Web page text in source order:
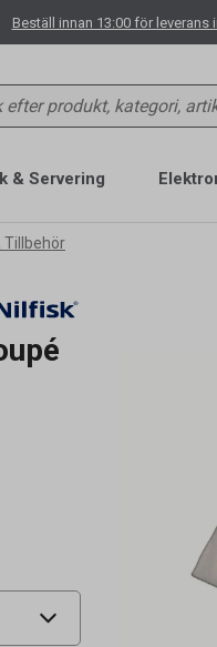
Beställ innan 13:00 för leverans
& Servering
Tillbehör